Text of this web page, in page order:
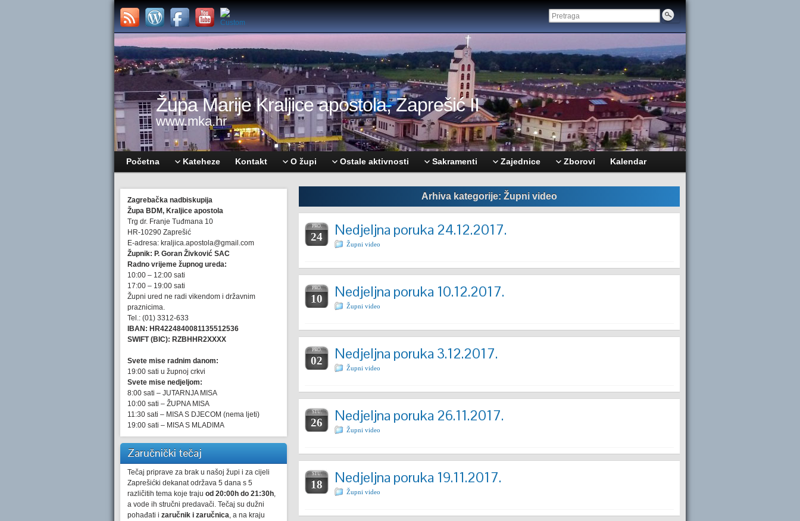
Župa Marije Kraljice apostola, Zaprešić II
www.mka.hr
Početna Kateheze Kontakt O župi Ostale aktivnosti Sakramenti Zajednice Zborovi Kalendar
Zagrebačka nadbiskupija
Župa BDM, Kraljice apostola
Trg dr. Franje Tuđmana 10
HR-10290 Zaprešić
E-adresa: kraljica.apostola@gmail.com
Župnik: P. Goran Živković SAC
Radno vrijeme župnog ureda:
10:00 – 12:00 sati
17:00 – 19:00 sati
Župni ured ne radi vikendom i državnim
praznicima.
Tel.: (01) 3312-633
IBAN: HR4224840081135512536
SWIFT (BIC): RZBHHR2XXXX
Svete mise radnim danom:
19:00 sati u župnoj crkvi
Svete mise nedjeljom:
8:00 sati – JUTARNJA MISA
10:00 sati – ŽUPNA MISA
11:30 sati – MISA S DJECOM (nema ljeti)
19:00 sati – MISA S MLADIMA
Zaručnički tečaj
Tečaj priprave za brak u našoj župi i za cijeli
Zaprešićki dekanat održava 5 dana s 5
različitih tema koje traju od 20:00h do 21:30h,
a vode ih stručni predavači. Tečaj su dužni
pohađati i zaručnik i zaručnica, a na kraju
Arhiva kategorije: Župni video
PRO.
24 Nedjeljna poruka 24.12.2017.
Župni video
PRO.
10 Nedjeljna poruka 10.12.2017.
Župni video
PRO.
02 Nedjeljna poruka 3.12.2017.
Župni video
STU.
26 Nedjeljna poruka 26.11.2017.
Župni video
STU.
18 Nedjeljna poruka 19.11.2017.
Župni video